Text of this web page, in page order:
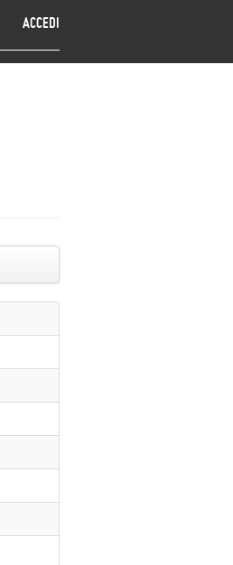
ACCEDI